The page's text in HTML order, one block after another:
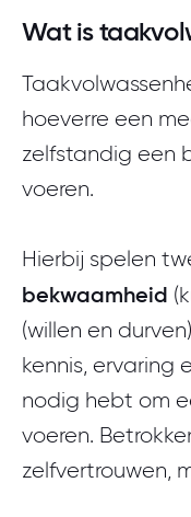
Wat is
hoeverre een
zelfstandig een
voeren.
Hierbij spelen
bekwaamheid
(willen en
kennis, ervaring
nodig hebt om
voeren.
zelfvertrouwen,